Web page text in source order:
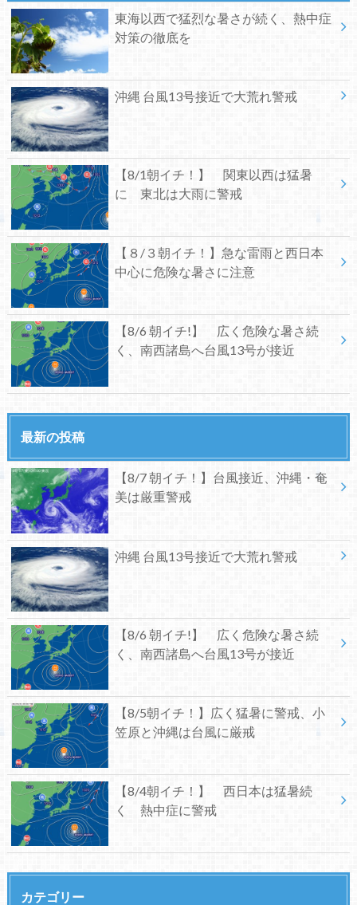
東海以西で猛烈な暑さが続く、熱中症
対策の徹底を
沖縄 台風13号接近で大荒れ警戒
【8/1朝イチ！】 関東以西は猛暑
に 東北は大雨に警戒
【８/３朝イチ！】急な雷雨と西日本
中心に危険な暑さに注意
【8/6 朝イチ!】 広く危険な暑さ続
く、南西諸島へ台風13号が接近
最新の投稿
【8/7 朝イチ！】台風接近、沖縄・奄
美は厳重警戒
沖縄 台風13号接近で大荒れ警戒
【8/6 朝イチ!】 広く危険な暑さ続
く、南西諸島へ台風13号が接近
【8/5朝イチ！】広く猛暑に警戒、小
笠原と沖縄は台風に厳戒
【8/4朝イチ！】 西日本は猛暑続
く 熱中症に警戒
カテゴリー